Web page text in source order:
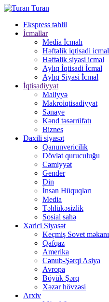
Turan
Ekspress təhlil
İcmallar
Media İcmalı
Həftəlik iqtisadi icmal
Həftəlik siyasi icmal
Aylıq İqtisadi İcmal
Aylıq Siyasi İcmal
İqtisadiyyat
Maliyyə
Makroiqtisadiyyat
Sənaye
Kənd təsərrüfatı
Biznes
Daxili siyasət
Qanunvericilik
Dövlət quruculuğu
Cəmiyyət
Gender
Din
İnsan Hüquqları
Media
Təhlükəsizlik
Sosial sahə
Xarici Siyasət
Keçmiş Sovet məkanı
Qafqaz
Amerika
Cənub-Şərqi Asiya
Avropa
Böyük Şərq
Xəzər hövzəsi
Arxiv